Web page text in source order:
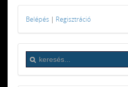
Belépés | Regisztráció